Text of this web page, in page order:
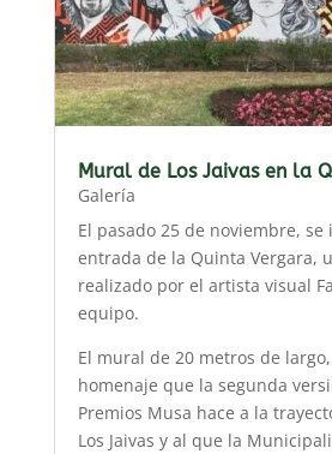
Mural de Los Jaivas en la
Galería
El pasado 25 de noviembre,
entrada de la Quinta Vergara,
realizado por el artista visual
equipo.
El mural de 20 metros de
homenaje que la segunda
Premios Musa hace a la
Los Jaivas y al que la